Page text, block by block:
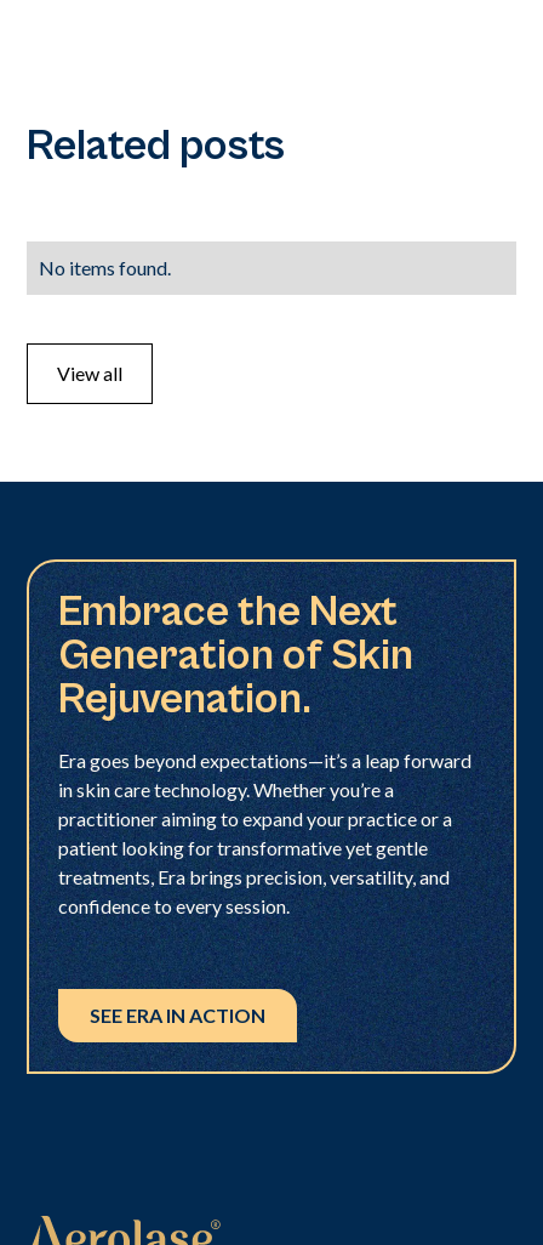
Related posts
No items found.
View all
Embrace the Next
Generation of Skin
Rejuvenation.
Era goes beyond expectations—it’s a leap forward
in skin care technology. Whether you’re a
practitioner aiming to expand your practice or a
patient looking for transformative yet gentle
treatments, Era brings precision, versatility, and
confidence to every session.
SEE ERA IN ACTION